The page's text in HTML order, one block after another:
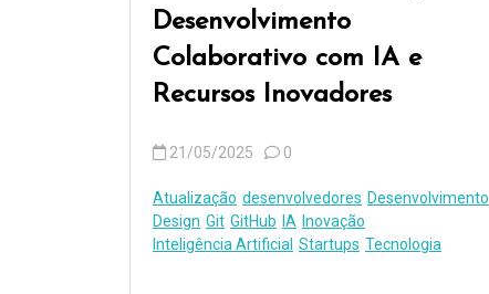
Desenvolvimento
Colaborativo com IA e
Recursos Inovadores
21/05/2025 0
Atualização desenvolvedores Desenvolvimento
Design Git GitHub IA Inovação
Inteligência Artificial Startups Tecnologia